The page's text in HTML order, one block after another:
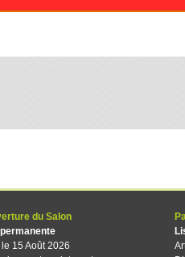
du Salon
15 Août 2026